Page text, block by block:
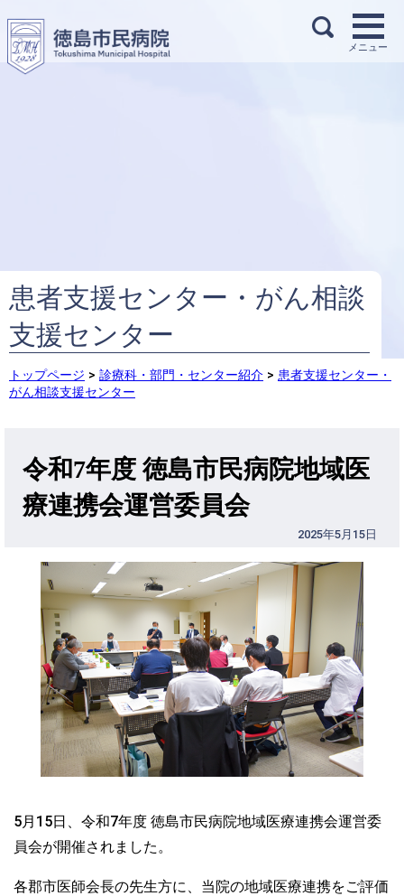
患者支援センター・がん相談
支援センター
トップページ > 診療科・部門・センター紹介 > 患者支援センター・
がん相談支援センター
令和7年度 徳島市民病院地域医
療連携会運営委員会
2025年5月15日
5月15日、令和7年度 徳島市民病院地域医療連携会運営委
員会が開催されました。
各郡市医師会長の先生方に、当院の地域医療連携をご評価